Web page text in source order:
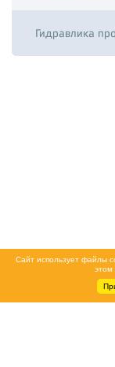
Гидравлика
Сайт использует файлы
этом